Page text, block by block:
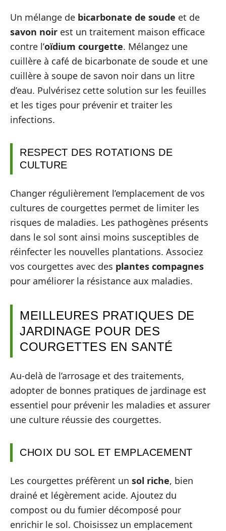
Un mélange de bicarbonate de soude et de
savon noir est un traitement maison efficace
contre l’oïdium courgette. Mélangez une
cuillère à café de bicarbonate de soude et une
cuillère à soupe de savon noir dans un litre
d’eau. Pulvérisez cette solution sur les feuilles
et les tiges pour prévenir et traiter les
infections.
RESPECT DES ROTATIONS DE
CULTURE
Changer régulièrement l’emplacement de vos
cultures de courgettes permet de limiter les
risques de maladies. Les pathogènes présents
dans le sol sont ainsi moins susceptibles de
réinfecter les nouvelles plantations. Associez
vos courgettes avec des plantes compagnes
pour améliorer la résistance aux maladies.
MEILLEURES PRATIQUES DE
JARDINAGE POUR DES
COURGETTES EN SANTÉ
Au-delà de l’arrosage et des traitements,
adopter de bonnes pratiques de jardinage est
essentiel pour prévenir les maladies et assurer
une culture réussie des courgettes.
CHOIX DU SOL ET EMPLACEMENT
Les courgettes préfèrent un sol riche, bien
drainé et légèrement acide. Ajoutez du
compost ou du fumier décomposé pour
enrichir le sol. Choisissez un emplacement